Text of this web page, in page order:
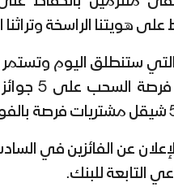
على هويتنا الراسخة وتراثنا
التي ستنطلق اليوم
عن الفائزين في
التابعة للبنك.